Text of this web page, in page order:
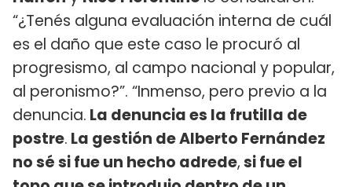
“¿Tenés alguna evaluación interna de cuál
es el daño que este caso le procuró al
progresismo, al campo nacional y popular,
al peronismo?”. “Inmenso, pero previo a la
denuncia. La denuncia es la frutilla de
postre. La gestión de Alberto Fernández
no sé si fue un hecho adrede,si fue el